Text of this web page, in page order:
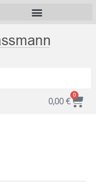
0,00€
0